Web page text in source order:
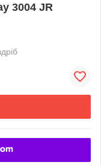
3004 JR